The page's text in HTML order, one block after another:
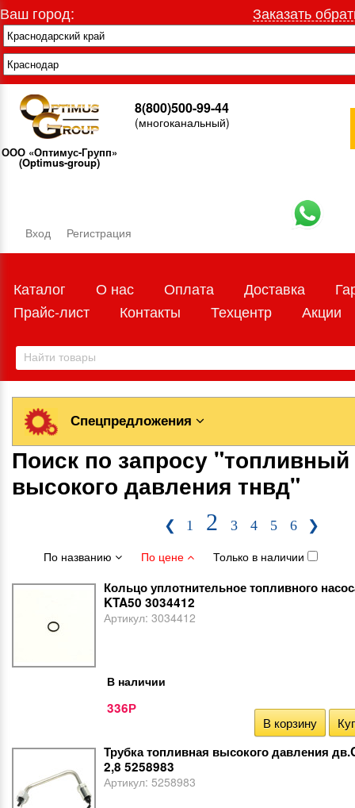
Ваш город: Заказать
ООО «Оптимус-Групп»
(Optimus-group)
8(800)500-99-44
(многоканальный)
Вход Регистрация
Каталог О нас Оплата Доставка
Прайс-лист
Контакты Техцентр Акции
Спецпредложения
Поиск по запросу
высокого давления тнвд"
❮ 1 2 3 4 5 6
❯
По названию
По цене Только в наличии
Кольцо уплотнительное топливного
KTA50 3034412
Артикул: 3034412
В наличии
336Р
В корзину
Трубка топливная высокого давления
2,8 5258983
Артикул: 5258983